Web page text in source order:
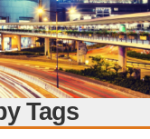
Tags